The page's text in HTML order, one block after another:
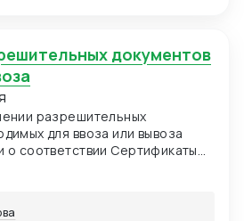
разрешительных
для ввоза или вывоза
о соответствии Сертификаты
заключения